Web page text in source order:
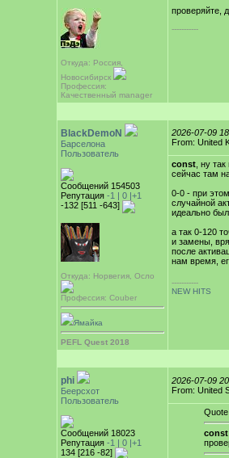
Откуда: Россия,
Новосибирск
Профессия:
Качественный manager
проверяйте,
-----------
BlackDemoN
Барселона
Пользователь
Сообщений 154503
Репутация -1 | 0 |+1
-132 [511 -643]
Откуда: Норвегия, Осло
Профессия: Couber
Ямайка
PEFL Quest 2018
2026-07-09
From: United
const , ну
сейчас там
0-0 - при
случайной
идеально
а так 0-120
и замены,
после
нам время,
-----------
NEW HITS
phi
Беерсхот
Пользователь
Сообщений 18023
Репутация -1 | 0 |+1
134 [216 -82]
2026-07-09
From: United
Quote